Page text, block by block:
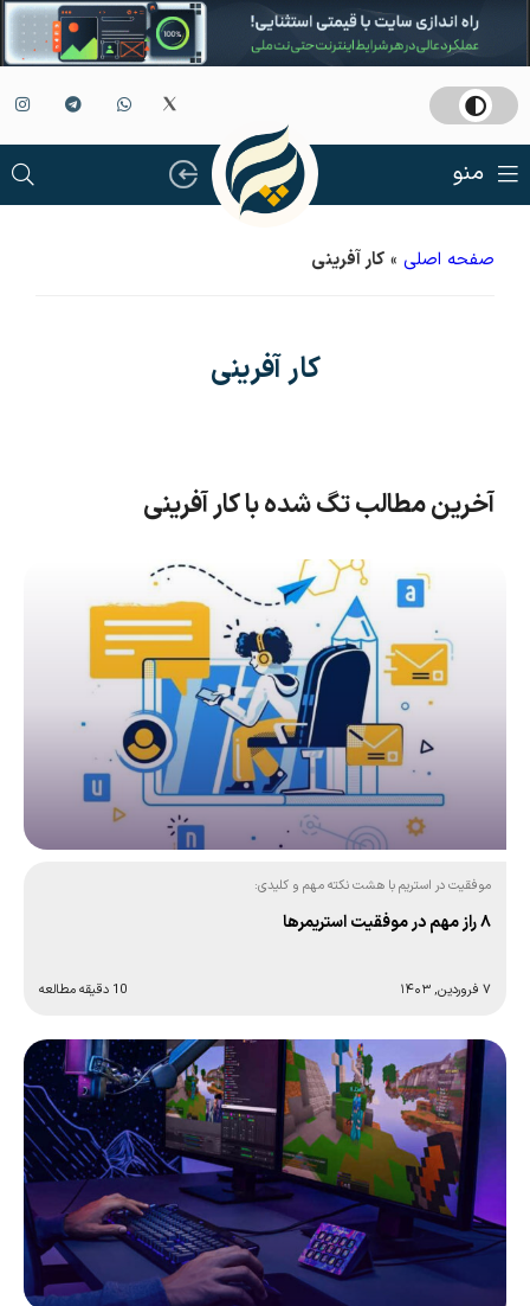
منو
صفحه اصلی » کار آفرینی
کار آفرینی
آخرین مطالب تگ شده با کار آفرینی
موفقیت در استریم با هشت نکته مهم و کلیدی:
۸ راز مهم در موفقیت استریمرها
۷ فروردین, ۱۴۰۳ 10 دقیقه مطالعه